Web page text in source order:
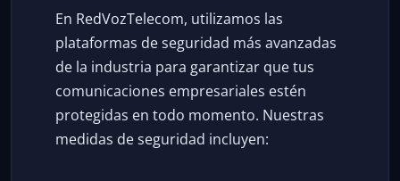
En RedVozTelecom, utilizamos las
plataformas de seguridad más avanzadas
de la industria para garantizar que tus
comunicaciones empresariales estén
protegidas en todo momento. Nuestras
medidas de seguridad incluyen: